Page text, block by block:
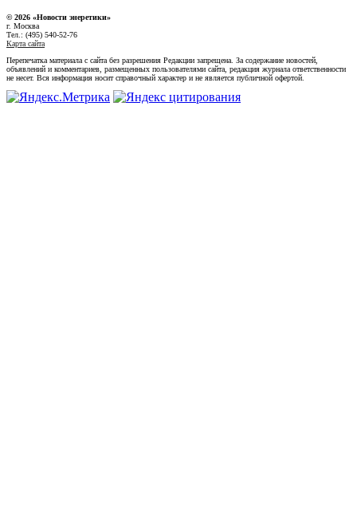
© 2026 «Новости энеретики»
г. Москва
Тел.: (495) 540-52-76
Карта сайта
Перепечатка материала с сайта без разрешения Редакции запрещена. За содержание новостей,
объявлений и комментариев, размещенных пользователями сайта, редакция журнала ответственности
не несет. Вся информация носит справочный характер и не является публичной офертой.